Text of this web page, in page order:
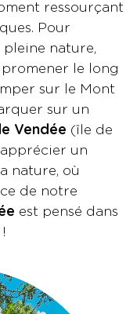
ressourçant
Pour
nature,
le long
sur le Mont
sur un
Vendée (île de
apprécier un
nature, où
de notre
est pensé dans